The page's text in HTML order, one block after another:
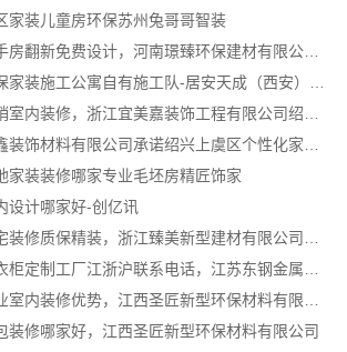
家装儿童房环保苏州兔哥哥智装
巩义二手房翻新免费设计，河南璟臻环保建材有限公司专业规划
家装装修哪家专业毛坯房精匠饰家
设计哪家好-创亿讯
装修哪家好，江西圣匠新型环保材料有限公司